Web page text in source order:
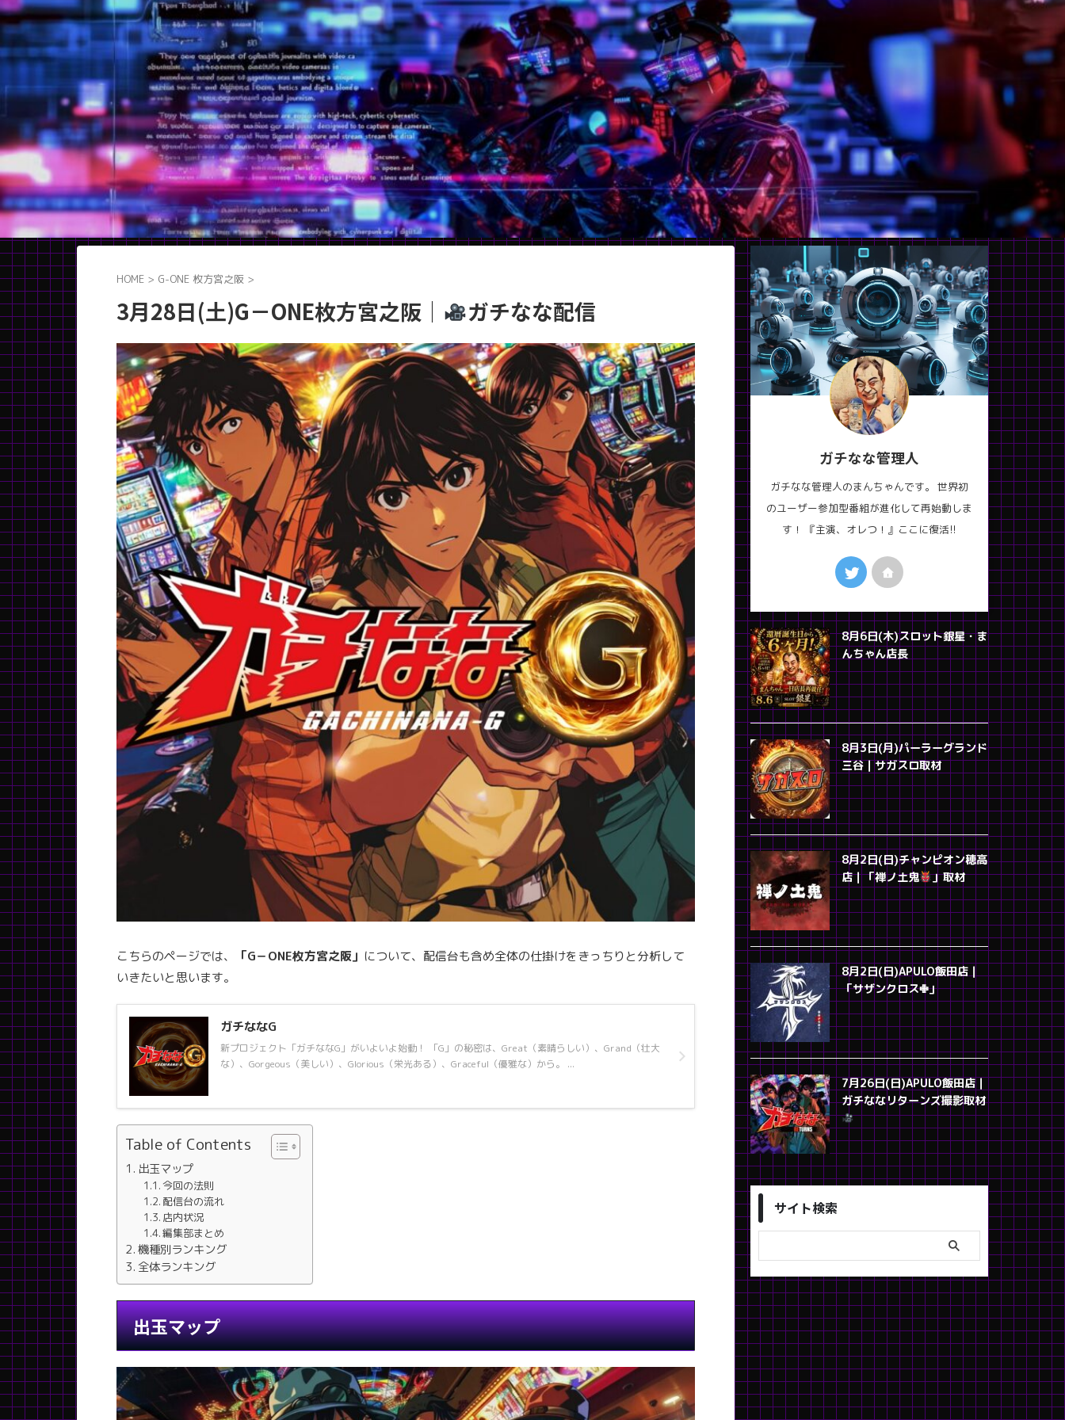
HOME > G-ONE 枚方宮之阪 >
3月28日(土)G－ONE枚方宮之阪｜ ガチなな配信
こちらのページでは、 「G－ONE枚方宮之阪」 について、配信台も含め全体の仕掛けをきっちりと分析して
いきたいと思います。
ガチななG
新プロジェクト「ガチななG」がいよいよ始動！ 「G」の秘密は、Great（素晴らしい）、Grand（壮大
な）、Gorgeous（美しい）、Glorious（栄光ある）、Graceful（優雅な）から。 ...
Table of Contents
出玉マップ
今回の法則
配信台の流れ
店内状況
編集部まとめ
機種別ランキング
全体ランキング
出玉マップ
ガチなな管理人
ガチなな管理人のまんちゃんです。 世界初
のユーザー参加型番組が進化して再始動しま
す！ 『主演、オレつ！』ここに復活!!
8月6日(木)スロット銀星・ま
んちゃん店長
8月3日(月)パーラーグランド
三谷｜サガスロ取材
8月2日(日)チャンピオン穂高
店｜「禅ノ土鬼
」取材
8月2日(日)APULO飯田店｜
「サザンクロス✙」
7月26日(日)APULO飯田店｜
ガチななリターンズ撮影取材
サイト検索